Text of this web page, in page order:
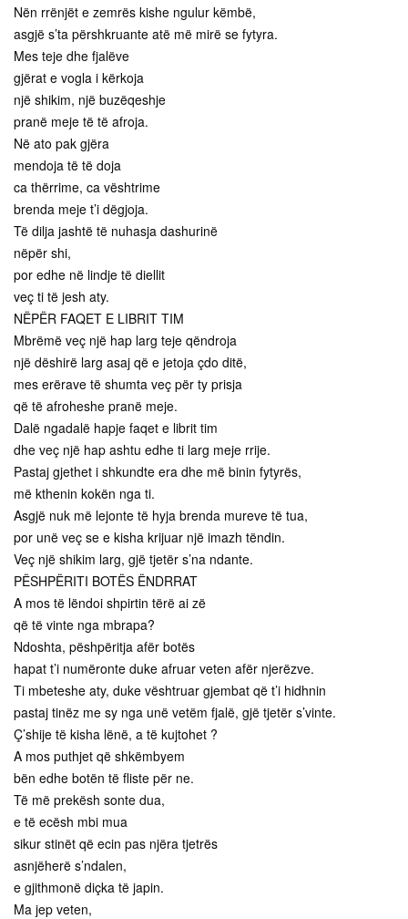
Nën rrënjët e zemrës kishe ngulur këmbë,
asgjë s’ta përshkruante atë më mirë se fytyra.
Mes teje dhe fjalëve
gjërat e vogla i kërkoja
një shikim, një buzëqeshje
pranë meje të të afroja.
Në ato pak gjëra
mendoja të të doja
ca thërrime, ca vështrime
brenda meje t’i dëgjoja.
Të dilja jashtë të nuhasja dashurinë
nëpër shi,
por edhe në lindje të diellit
veç ti të jesh aty.
NËPËR FAQET E LIBRIT TIM
Mbrëmë veç një hap larg teje qëndroja
një dëshirë larg asaj që e jetoja çdo ditë,
mes erërave të shumta veç për ty prisja
që të afroheshe pranë meje.
Dalë ngadalë hapje faqet e librit tim
dhe veç një hap ashtu edhe ti larg meje rrije.
Pastaj gjethet i shkundte era dhe më binin fytyrës,
më kthenin kokën nga ti.
Asgjë nuk më lejonte të hyja brenda mureve të tua,
por unë veç se e kisha krijuar një imazh tëndin.
Veç një shikim larg, gjë tjetër s’na ndante.
PËSHPËRITI BOTËS ËNDRRAT
A mos të lëndoi shpirtin tërë ai zë
që të vinte nga mbrapa?
Ndoshta, pëshpëritja afër botës
hapat t’i numëronte duke afruar veten afër njerëzve.
Ti mbeteshe aty, duke vështruar gjembat që t’i hidhnin
pastaj tinëz me sy nga unë vetëm fjalë, gjë tjetër s’vinte.
Ç’shije të kisha lënë, a të kujtohet ?
A mos puthjet që shkëmbyem
bën edhe botën të fliste për ne.
Të më prekësh sonte dua,
e të ecësh mbi mua
sikur stinët që ecin pas njëra tjetrës
asnjëherë s’ndalen,
e gjithmonë diçka të japin.
Ma jep veten,